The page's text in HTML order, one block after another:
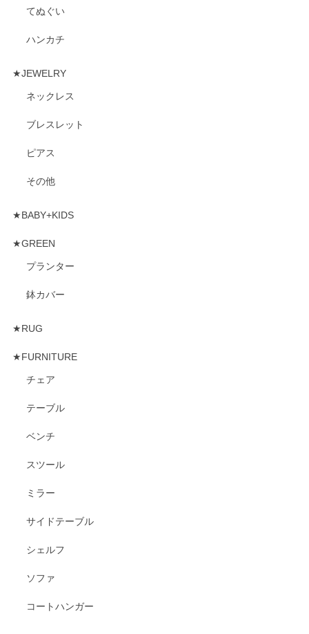
てぬぐい
ハンカチ
★JEWELRY
ネックレス
ブレスレット
ピアス
その他
★BABY+KIDS
★GREEN
プランター
鉢カバー
★RUG
★FURNITURE
チェア
テーブル
ベンチ
スツール
ミラー
サイドテーブル
シェルフ
ソファ
コートハンガー